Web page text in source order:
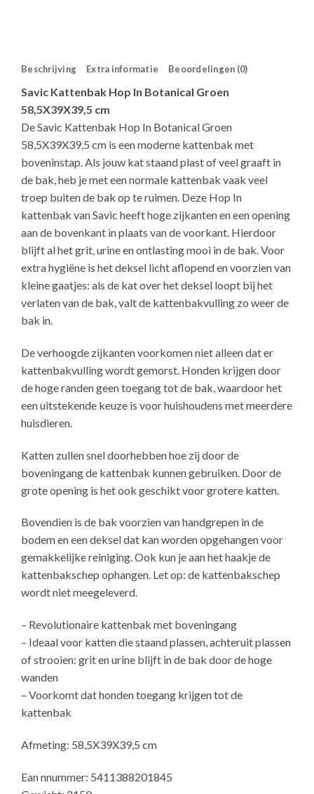
Beschrijving Extra informatie Beoordelingen (0)
Savic Kattenbak Hop In Botanical Groen
58,5X39X39,5 cm
De Savic Kattenbak Hop In Botanical Groen
58,5X39X39,5 cm is een moderne kattenbak met
boveninstap. Als jouw kat staand plast of veel graaft in
de bak, heb je met een normale kattenbak vaak veel
troep buiten de bak op te ruimen. Deze Hop In
kattenbak van Savic heeft hoge zijkanten en een opening
aan de bovenkant in plaats van de voorkant. Hierdoor
blijft al het grit, urine en ontlasting mooi in de bak. Voor
extra hygiëne is het deksel licht aflopend en voorzien van
kleine gaatjes: als de kat over het deksel loopt bij het
verlaten van de bak, valt de kattenbakvulling zo weer de
bak in.
De verhoogde zijkanten voorkomen niet alleen dat er
kattenbakvulling wordt gemorst. Honden krijgen door
de hoge randen geen toegang tot de bak, waardoor het
een uitstekende keuze is voor huishoudens met meerdere
huisdieren.
Katten zullen snel doorhebben hoe zij door de
boveningang de kattenbak kunnen gebruiken. Door de
grote opening is het ook geschikt voor grotere katten.
Bovendien is de bak voorzien van handgrepen in de
bodem en een deksel dat kan worden opgehangen voor
gemakkelijke reiniging. Ook kun je aan het haakje de
kattenbakschep ophangen. Let op: de kattenbakschep
wordt niet meegeleverd.
– Revolutionaire kattenbak met boveningang
– Ideaal voor katten die staand plassen, achteruit plassen
of strooien: grit en urine blijft in de bak door de hoge
wanden
– Voorkomt dat honden toegang krijgen tot de
kattenbak
Afmeting: 58,5X39X39,5 cm
Ean nnummer: 5411388201845